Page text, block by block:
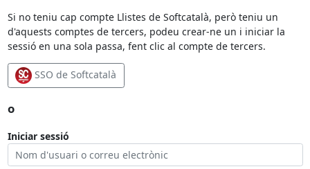
Si no teniu cap compte Llistes de Softcatalà, però teniu un
d'aquests comptes de tercers, podeu crear-ne un i iniciar la
sessió en una sola passa, fent clic al compte de tercers.
SSO de Softcatalà
o
Iniciar sessió